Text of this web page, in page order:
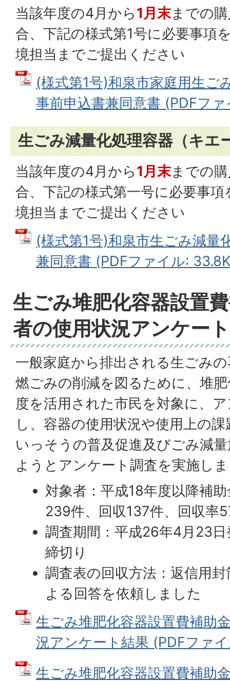
当該年度の4月から1月末までの
合、下記の様式第1号に必要事項
境担当までご提出ください
(様式第1号)和泉市家庭用生ご
事前申込書兼同意書 (PDFフ
生ごみ減量化処理容器（キエ
当該年度の4月から1月末までの
合、下記の様式第一号に必要事
境担当までご提出ください
(様式第1号)和泉市生ごみ減量
兼同意書 (PDFファイル:
生ごみ堆肥化容器設置
者の使用状況アンケー
一般家庭から排出される生ごみ
燃ごみの削減を図るために、堆
度を活用された市民を対象に、
し、容器の使用状況や使用上の
いっそうの普及促進及びごみ減
ようとアンケート調査を実施し
対象者：平成18年度以降補
239件、回収137件、回収率
調査期間：平成26年4月23
締切り
調査表の回収方法：返信用
よる回答を依頼しました
生ごみ堆肥化容器設置費補助
況アンケート結果 (PDFファ
生ごみ堆肥化容器設置費補助